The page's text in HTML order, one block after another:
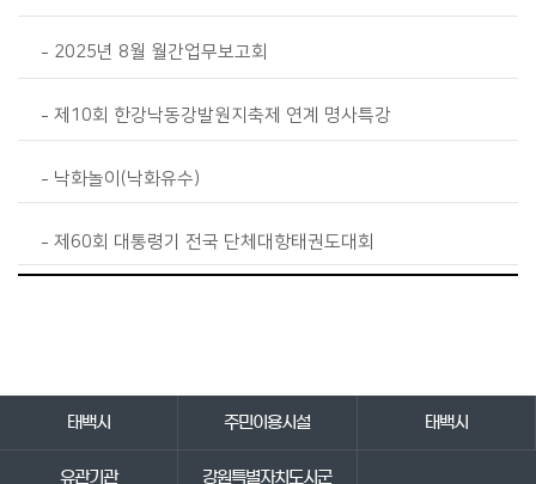
2025년 8월 월간업무보고회
제10회 한강낙동강발원지축제 연계 명사특강
낙화놀이(낙화유수)
제60회 대통령기 전국 단체대항태권도대회
태백시 주민이용시설 태백시
유관기관 강원특별자치도시군